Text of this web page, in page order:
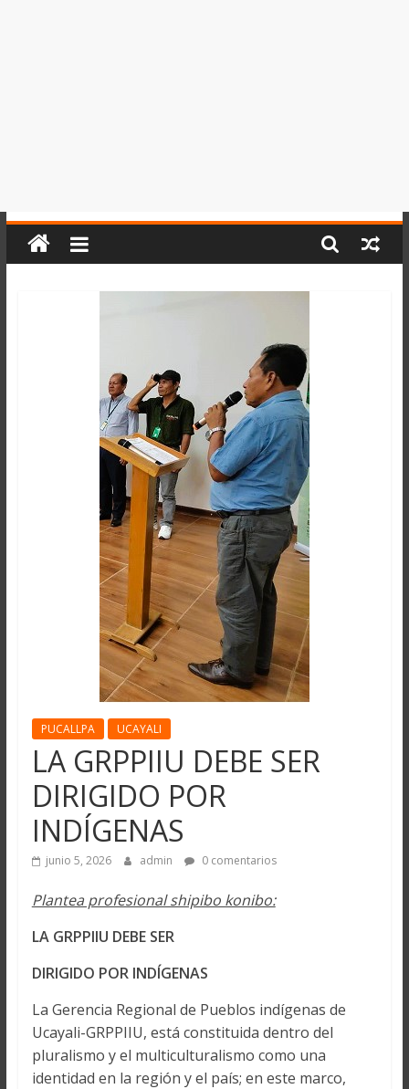
PUCALLPA UCAYALI
LA GRPPIIU DEBE SER
DIRIGIDO POR
INDÍGENAS
junio 5, 2026 admin 0 comentarios
Plantea profesional shipibo konibo:
LA GRPPIIU DEBE SER
DIRIGIDO POR INDÍGENAS
La Gerencia Regional de Pueblos indígenas de
Ucayali-GRPPIIU, está constituida dentro del
pluralismo y el multiculturalismo como una
identidad en la región y el país; en este marco,